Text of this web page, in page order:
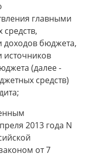
главными
доходов бюджета,
источников
(далее -
средств)
2013 года N
от 7